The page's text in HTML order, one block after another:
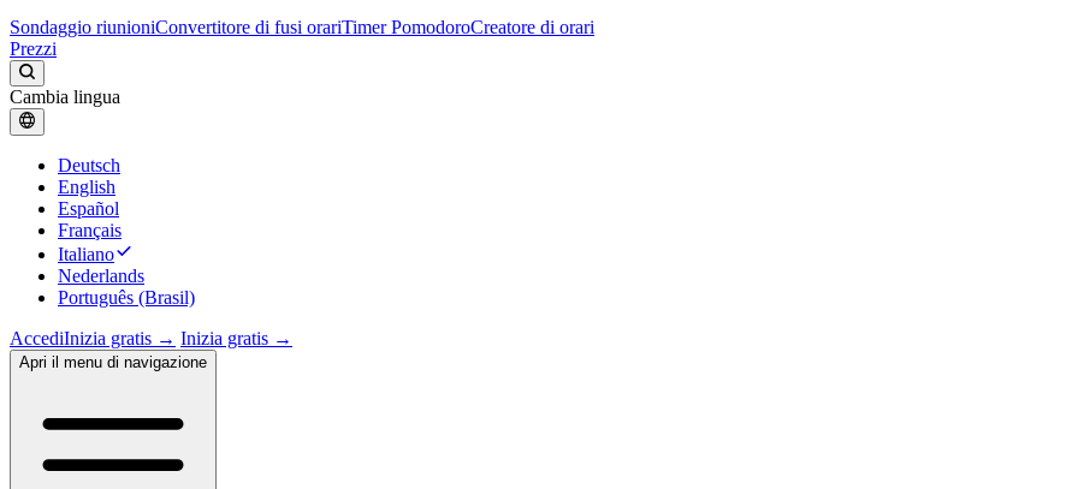
Sondaggio riunioniConvertitore di fusi orariTimer PomodoroCreatore di orari
Prezzi
Cambia lingua
Deutsch
English
Español
Français
Italiano
Nederlands
Português (Brasil)
AccediInizia gratis → Inizia gratis →
Apri il menu di navigazione